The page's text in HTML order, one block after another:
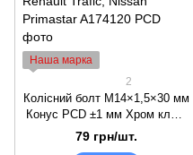
Наша марка
2
Колісний болт M14×1,5×30 мм
Конус PCD ±1 мм Хром ключ
17 для встановлення дисків
від BMW на Opel Vivaro,
79 грн/шт.